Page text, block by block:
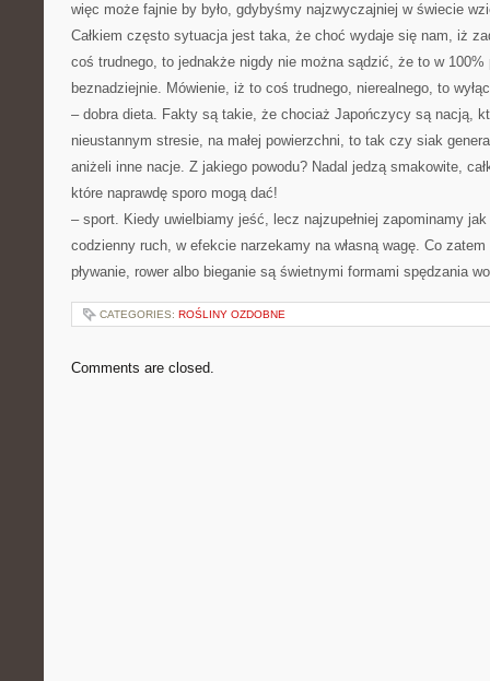
więc może fajnie by było, gdybyśmy najzwyczajniej w świecie
Całkiem często sytuacja jest taka, że choć wydaje się nam, iż
coś trudnego, to jednakże nigdy nie można sądzić, że to w
beznadziejnie. Mówienie, iż to coś trudnego, nierealnego, to
– dobra dieta. Fakty są takie, że chociaż Japończycy są nacją,
nieustannym stresie, na małej powierzchni, to tak czy siak
aniżeli inne nacje. Z jakiego powodu? Nadal jedzą smakowite,
które naprawdę sporo mogą dać!
– sport. Kiedy uwielbiamy jeść, lecz najzupełniej zapominamy
codzienny ruch, w efekcie narzekamy na własną wagę. Co
pływanie, rower albo bieganie są świetnymi formami spędzania
CATEGORIES: ROŚLINY OZDOBNE
Comments are closed.